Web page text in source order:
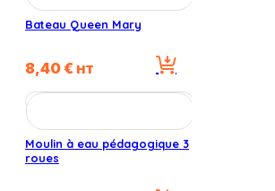
Bateau Queen Mary
8,40€ HT
Moulin à eau pédagogique 3
roues